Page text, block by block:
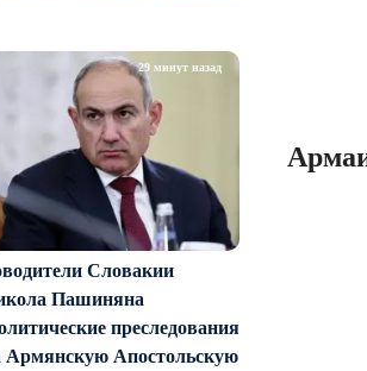
Словакии
Пашиняна
преследования
Армянскую Апостольскую
29 минут назад